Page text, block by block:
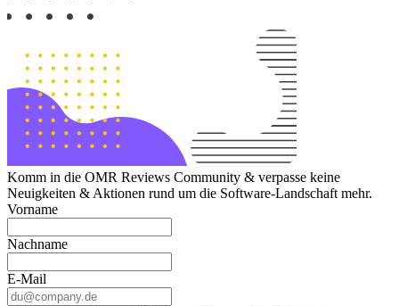
Komm in die OMR Reviews Community & verpasse keine
Neuigkeiten & Aktionen rund um die Software-Landschaft mehr.
Vorname
Nachname
E-Mail